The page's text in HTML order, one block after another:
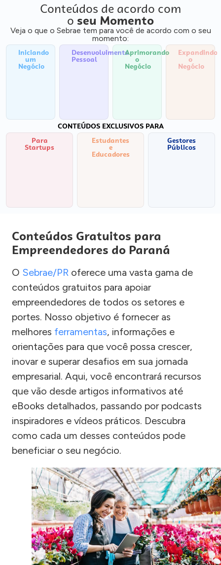
Conteúdos de acordo com
o seu Momento
Veja o que o Sebrae tem para você de acordo com o seu
momento:
Iniciando
um
Negócio
Desenvolvimento
Pessoal
Aprimorando
o
Negócio
Expandindo
o
Negócio
CONTEÚDOS EXCLUSIVOS PARA
Para
Startups
Estudantes
e
Educadores
Gestores
Públicos
Conteúdos Gratuitos para
Empreendedores do Paraná
O Sebrae/PR oferece uma vasta gama de
conteúdos gratuitos para apoiar
empreendedores de todos os setores e
portes. Nosso objetivo é fornecer as
melhores ferramentas, informações e
orientações para que você possa crescer,
inovar e superar desafios em sua jornada
empresarial. Aqui, você encontrará recursos
que vão desde artigos informativos até
eBooks detalhados, passando por podcasts
inspiradores e vídeos práticos. Descubra
como cada um desses conteúdos pode
beneficiar o seu negócio.